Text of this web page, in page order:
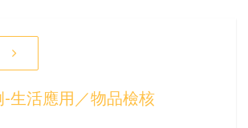
-生活應用／物品檢核